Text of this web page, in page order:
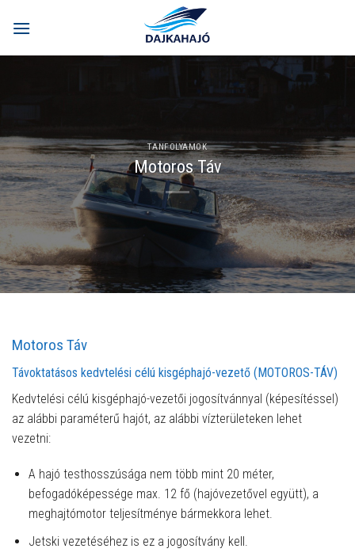
TANFOLYAMOK
Motoros Táv
Motoros Táv
Távoktatásos kedvtelési célú kisgéphajó-vezető (MOTOROS-TÁV)
Kedvtelési célú kisgéphajó-vezetői jogosítvánnyal (képesítéssel)
az alábbi paraméterű hajót, az alábbi vízterületeken lehet
vezetni:
A hajó testhosszúsága nem több mint 20 méter,
befogadóképessége max. 12 fő (hajóvezetővel együtt), a
meghajtómotor teljesítménye bármekkora lehet.
Jetski vezetéséhez is ez a jogosítvány kell.